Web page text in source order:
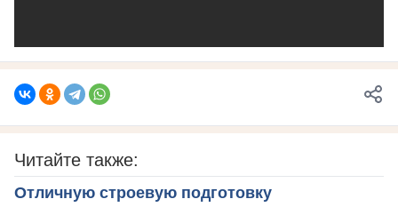
Читайте также:
Отличную строевую подготовку